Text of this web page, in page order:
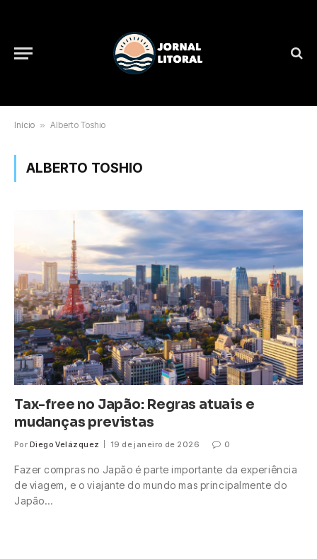
Início » Alberto Toshio
ALBERTO TOSHIO
Tax-free no Japão: Regras atuais e
mudanças previstas
Por Diego Velázquez 19 de janeiro de 2026 0
Fazer compras no Japão é parte importante da experiência
de viagem, e o viajante do mundo mas principalmente do
Japão…